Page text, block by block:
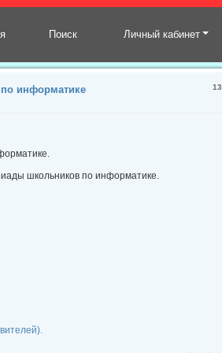
Поиск Личный кабинет
информатике
школьников по информатике.